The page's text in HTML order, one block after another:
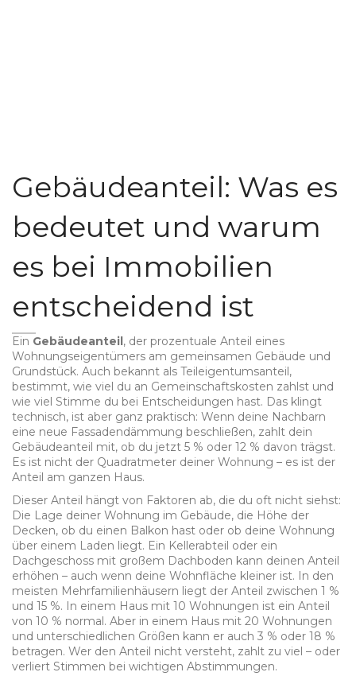
Gebäudeanteil: Was es
bedeutet und warum
es bei Immobilien
entscheidend ist
Ein Gebäudeanteil, der prozentuale Anteil eines
Wohnungseigentümers am gemeinsamen Gebäude und
Grundstück. Auch bekannt als Teileigentumsanteil,
bestimmt, wie viel du an Gemeinschaftskosten zahlst und
wie viel Stimme du bei Entscheidungen hast. Das klingt
technisch, ist aber ganz praktisch: Wenn deine Nachbarn
eine neue Fassadendämmung beschließen, zahlt dein
Gebäudeanteil mit, ob du jetzt 5 % oder 12 % davon trägst.
Es ist nicht der Quadratmeter deiner Wohnung – es ist der
Anteil am ganzen Haus.
Dieser Anteil hängt von Faktoren ab, die du oft nicht siehst:
Die Lage deiner Wohnung im Gebäude, die Höhe der
Decken, ob du einen Balkon hast oder ob deine Wohnung
über einem Laden liegt. Ein Kellerabteil oder ein
Dachgeschoss mit großem Dachboden kann deinen Anteil
erhöhen – auch wenn deine Wohnfläche kleiner ist. In den
meisten Mehrfamilienhäusern liegt der Anteil zwischen 1 %
und 15 %. In einem Haus mit 10 Wohnungen ist ein Anteil
von 10 % normal. Aber in einem Haus mit 20 Wohnungen
und unterschiedlichen Größen kann er auch 3 % oder 18 %
betragen. Wer den Anteil nicht versteht, zahlt zu viel – oder
verliert Stimmen bei wichtigen Abstimmungen.